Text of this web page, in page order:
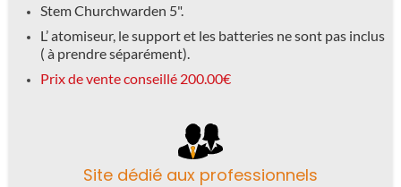
Stem Churchwarden 5".
L’ atomiseur, le support et les batteries ne sont pas inclus
( à prendre séparément).
Prix de vente conseillé 200.00€
Site dédié aux professionnels